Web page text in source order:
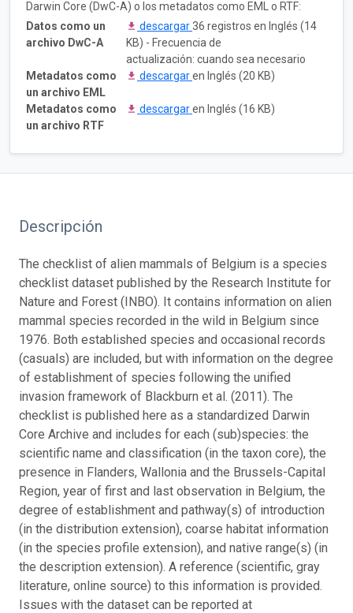
Darwin Core (DwC-A) o los metadatos como EML o RTF:
Datos como un
archivo DwC-A
descargar36 registros en Inglés (14
KB) - Frecuencia de
actualización: cuando sea necesario
Metadatos como
un archivo EML
descargaren Inglés (20 KB)
Metadatos como
un archivo RTF
descargaren Inglés (16 KB)
Descripción
The checklist of alien mammals of Belgium is a species
checklist dataset published by the Research Institute for
Nature and Forest (INBO). It contains information on alien
mammal species recorded in the wild in Belgium since
1976. Both established species and occasional records
(casuals) are included, but with information on the degree
of establishment of species following the unified
invasion framework of Blackburn et al. (2011). The
checklist is published here as a standardized Darwin
Core Archive and includes for each (sub)species: the
scientific name and classification (in the taxon core), the
presence in Flanders, Wallonia and the Brussels-Capital
Region, year of first and last observation in Belgium, the
degree of establishment and pathway(s) of introduction
(in the distribution extension), coarse habitat information
(in the species profile extension), and native range(s) (in
the description extension). A reference (scientific, gray
literature, online source) to this information is provided.
Issues with the dataset can be reported at